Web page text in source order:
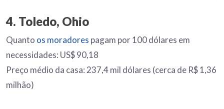
4. Toledo, Ohio
Quanto os moradores pagam por 100 dólares em
necessidades: US$ 90,18
Preço médio da casa: 237,4 mil dólares (cerca de R$ 1,36
milhão)